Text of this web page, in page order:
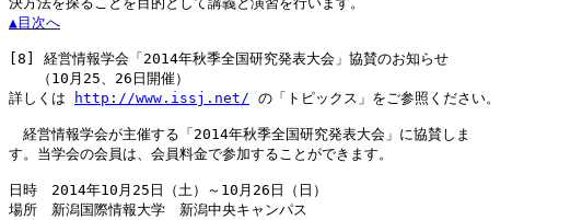
▲目次へ
[8]
経営情報学会「2014年秋季全国研究発表大会」協賛のお知らせ
（10月25、26日開催）
詳しくは
http://www.issj.net/ の「トピックス」をご参照ください。
経営情報学会が主催する「2014年秋季全国研究発表大会」に協賛しま
す。当学会の会員は、会員料金で参加することができます。
日時　2014年10月25日（土）～10月26日（日）
場所　新潟国際情報大学　新潟中央キャンパス